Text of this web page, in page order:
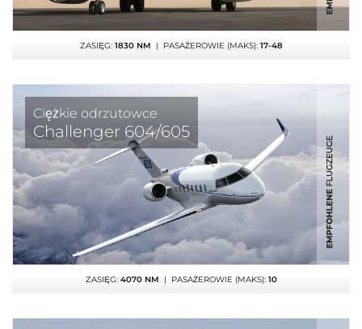
ZASIĘG: 1830 NM | PASAŻEROWIE (MAKS): 17-48
Ciężkie odrzutowce
Challenger 604/605
ZASIĘG: 4070 NM | PASAŻEROWIE (MAKS): 10